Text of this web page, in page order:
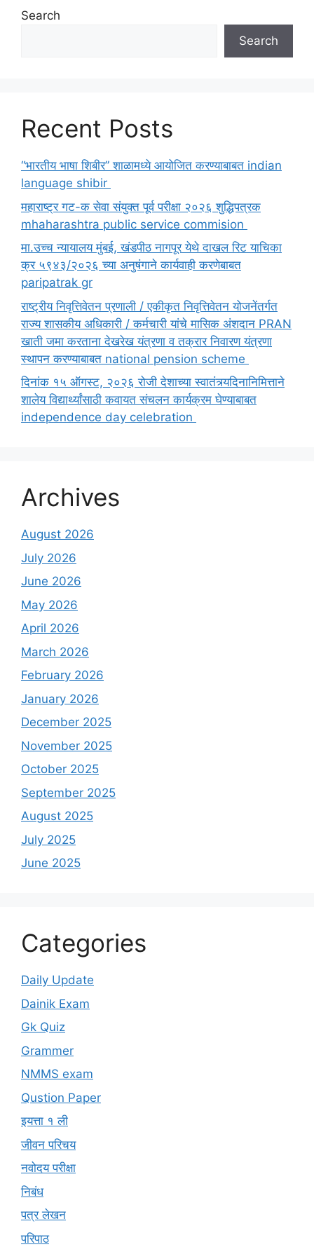
Search
Search
Recent Posts
“भारतीय भाषा शिबीर” शाळामध्ये आयोजित करण्याबाबत indian
language shibir
महाराष्ट्र गट-क सेवा संयुक्त पूर्व परीक्षा २०२६ शुद्धिपत्रक
mhaharashtra public service commision
मा.उच्च न्यायालय मुंबई, खंडपीठ नागपूर येथे दाखल रिट याचिका
क्र ५९४३/२०२६ च्या अनुषंगाने कार्यवाही करणेबाबत
paripatrak gr
राष्ट्रीय निवृत्तिवेतन प्रणाली / एकीकृत निवृत्तिवेतन योजनेंतर्गत
राज्य शासकीय अधिकारी / कर्मचारी यांचे मासिक अंशदान PRAN
खाती जमा करताना देखरेख यंत्रणा व तक्रार निवारण यंत्रणा
स्थापन करण्याबाबत national pension scheme
दिनांक १५ ऑगस्ट, २०२६ रोजी देशाच्या स्वातंत्र्यदिनानिमित्ताने
शालेय विद्यार्थ्यांसाठी कवायत संचलन कार्यक्रम घेण्याबाबत
independence day celebration
Archives
August 2026
July 2026
June 2026
May 2026
April 2026
March 2026
February 2026
January 2026
December 2025
November 2025
October 2025
September 2025
August 2025
July 2025
June 2025
Categories
Daily Update
Dainik Exam
Gk Quiz
Grammer
NMMS exam
Qustion Paper
इयत्ता १ ली
जीवन परिचय
नवोदय परीक्षा
निबंध
पत्र लेखन
परिपाठ